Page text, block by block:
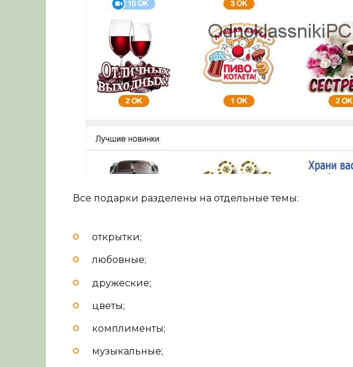
Все подарки разделены на отдельные темы:
открытки;
любовные;
дружеские;
цветы;
комплименты;
музыкальные;